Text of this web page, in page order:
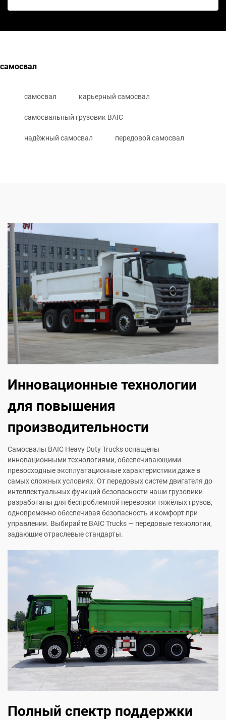
самосвал
самосвал карьерный самосвал
самосвальный грузовик BAIC
надёжный самосвал передовой самосвал
Инновационные технологии
для повышения
производительности
Самосвалы BAIC Heavy Duty Trucks оснащены
инновационными технологиями, обеспечивающими
превосходные эксплуатационные характеристики даже в
самых сложных условиях. От передовых систем двигателя до
интеллектуальных функций безопасности наши грузовики
разработаны для беспроблемной перевозки тяжёлых грузов,
одновременно обеспечивая безопасность и комфорт при
управлении. Выбирайте BAIC Trucks — передовые технологии,
задающие отраслевые стандарты.
Полный спектр поддержки